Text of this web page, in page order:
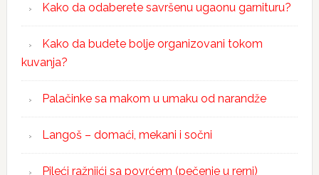
Kako da odaberete savršenu ugaonu garnituru?
Kako da budete bolje organizovani tokom
kuvanja?
Palačinke sa makom u umaku od narandže
Langoš – domaći, mekani i sočni
Pileći ražnjići sa povrćem (pečenje u rerni)